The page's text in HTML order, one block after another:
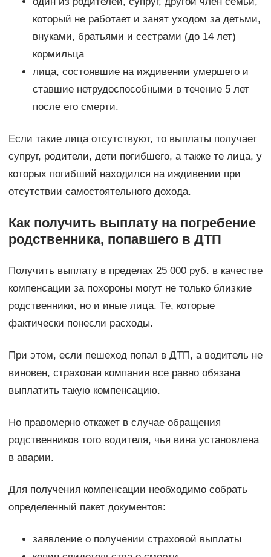
который не работает и занят уходом за детьми,
внуками, братьями и сестрами (до 14 лет)
кормильца
лица, состоявшие на иждивении умершего и
ставшие нетрудоспособными в течение 5 лет
после его смерти.
Если такие лица отсутствуют, то выплаты получает
супруг, родители, дети погибшего, а также те лица, у
которых погибший находился на иждивении при
отсутствии самостоятельного дохода.
Как получить выплату на погребение
родственника, попавшего в ДТП
Получить выплату в пределах 25 000 руб. в качестве
компенсации за похороны могут не только близкие
родственники, но и иные лица. Те, которые
фактически понесли расходы.
При этом, если пешеход попал в ДТП, а водитель не
виновен, страховая компания все равно обязана
выплатить такую компенсацию.
Но правомерно откажет в случае обращения
родственников того водителя, чья вина установлена
в аварии.
Для получения компенсации необходимо собрать
определенный пакет документов:
заявление о получении страховой выплаты